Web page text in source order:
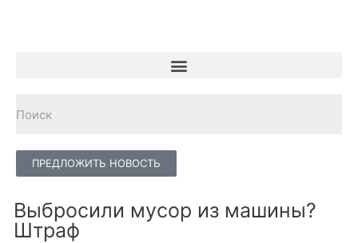
ПРЕДЛОЖИТЬ НОВОСТЬ
Выбросили мусор из машины?
Штраф